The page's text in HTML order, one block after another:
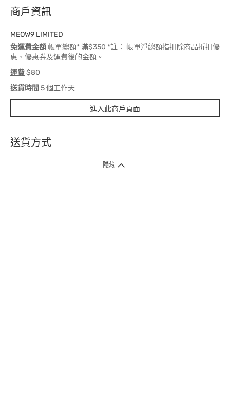
商戶資訊
MEOW9 LIMITED
免運費金額 帳單總額* 滿$350 *註： 帳單淨總額指扣除商品折扣優
惠、優惠券及運費後的金額。
運費$80
送貨時間 5 個工作天
進入此商戶頁面
送貨方式
1. 送貨到府（受衛生署條例規管產品除外 ）
隱藏